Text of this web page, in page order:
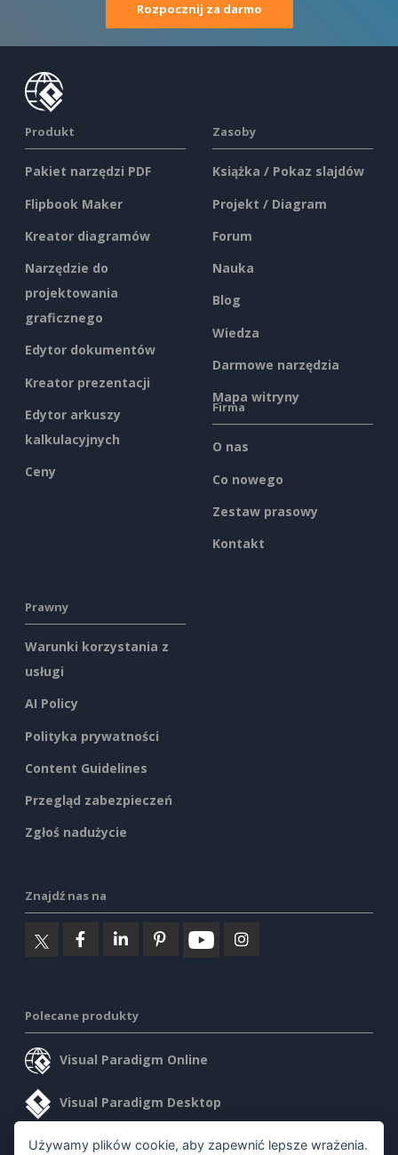
Rozpocznij za darmo
Produkt
Pakiet narzędzi PDF
Flipbook Maker
Kreator diagramów
Narzędzie do
projektowania
graficznego
Edytor dokumentów
Kreator prezentacji
Edytor arkuszy
kalkulacyjnych
Ceny
Zasoby
Książka / Pokaz slajdów
Projekt / Diagram
Forum
Nauka
Blog
Wiedza
Darmowe narzędzia
Mapa witryny
Firma
O nas
Co nowego
Zestaw prasowy
Kontakt
Prawny
Warunki korzystania z
usługi
AI Policy
Polityka prywatności
Content Guidelines
Przegląd zabezpieczeń
Zgłoś nadużycie
Znajdź nas na
Polecane produkty
Visual Paradigm Online
Visual Paradigm Desktop
Używamy plików cookie, aby zapewnić lepsze wrażenia.